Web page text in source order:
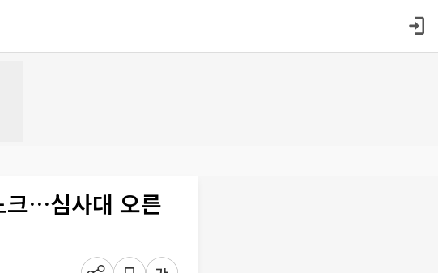
크…심사대 오른